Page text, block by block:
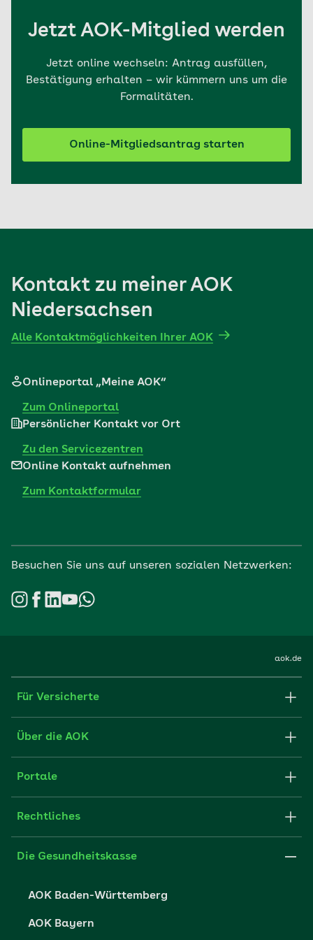
Jetzt AOK-Mitglied werden
Jetzt online wechseln: Antrag ausfüllen,
Bestätigung erhalten – wir kümmern uns um die
Formalitäten.
Online-Mitgliedsantrag starten
Kontakt zu meiner AOK
Niedersachsen
Alle Kontaktmöglichkeiten Ihrer AOK
Onlineportal „Meine AOK“
Zum Onlineportal
Persönlicher Kontakt vor Ort
Zu den Servicezentren
Online Kontakt aufnehmen
Zum Kontaktformular
Besuchen Sie uns auf unseren sozialen Netzwerken:
aok.de
Für Versicherte
Formulare und Anträge
FAQ
Über die AOK
Struktur & Verwaltung
Partner der AOK
Portale
Fachportal für Arbeitgeber
Presse- und Politikportal
Vertriebspartner-Service
Rechtliches
Impressum
Die Gesundheitskasse
AOK Baden-Württemberg
AOK Bayern